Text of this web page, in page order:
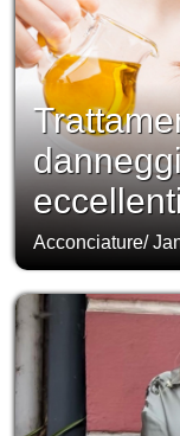
Acconciature/